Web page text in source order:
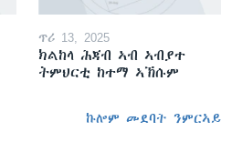
ጥሪ 13, 2025
ክልከላ ሕጃብ ኣብ ኣብያተ
ትምህርቲ ከተማ ኣኽሱም
ኩሎም መደባት ንምርኣይ